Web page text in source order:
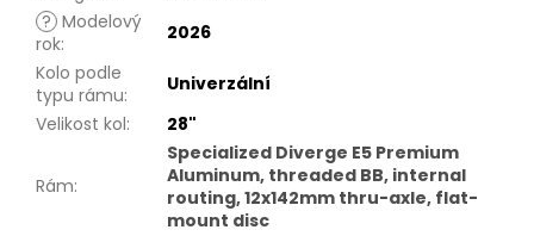
? Modelový
rok:
2026
Kolo podle
typu rámu:
Univerzální
Velikost kol: 28"
Rám:
Specialized Diverge E5 Premium
Aluminum, threaded BB, internal
routing, 12x142mm thru-axle, flat-
mount disc